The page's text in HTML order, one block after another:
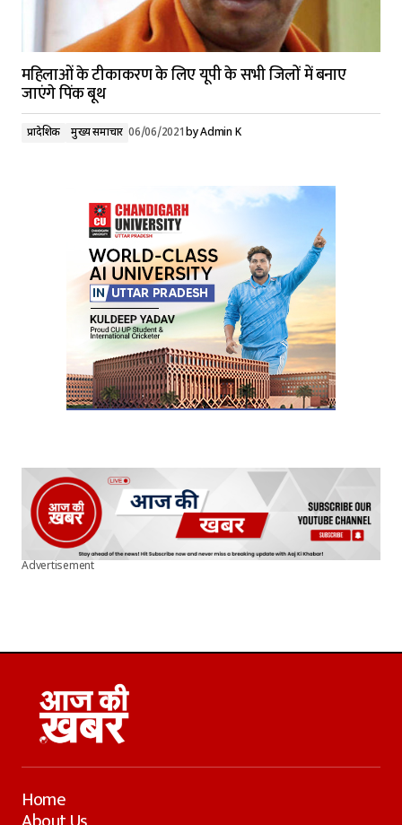
महिलाओं के टीकाकरण के लिए यूपी के सभी जिलों में बनाए
जाएंगे पिंक बूथ
प्रादेशिक मुख्य समाचार 06/06/2021byAdmin K
Advertisement
Home